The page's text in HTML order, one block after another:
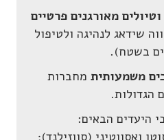
מאורגנים פרטיים
שידאג לנהיגה ולטיפול
בשטח).
משמעותית מחברות
הגדולות.
היעדים הבאים:
ואסווטיני (סווזילנד);